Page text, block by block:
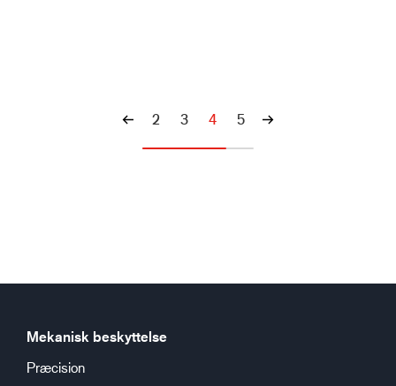
2 3 4 5
Mekanisk beskyttelse
Præcision